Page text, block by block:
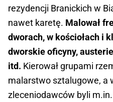
rezydencji Branickich w
nawet karetę. Malował
dworach, w kościołach i
dwor­skie oficyny,
itd. Kierował grupami
malar­stwo sztalugowe, a
zleceniodawców byli m.in.